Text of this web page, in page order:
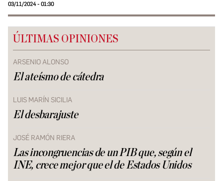
03/11/2024 - 01:30
ÚLTIMAS OPINIONES
ARSENIO ALONSO
El ateísmo de cátedra
LUIS MARÍN SICILIA
El desbarajuste
JOSÉ RAMÓN RIERA
Las incongruencias de un PIB que, según el
INE, crece mejor que el de Estados Unidos